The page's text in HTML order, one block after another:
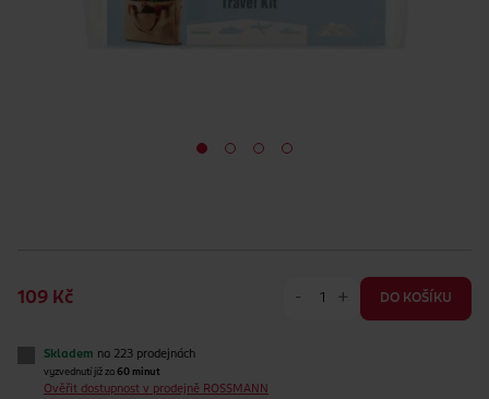
109 Kč - + DO KOŠÍKU
Skladem na 223 prodejnách
vyzvednutí již za 60 minut
Ověřit dostupnost v prodejně ROSSMANN